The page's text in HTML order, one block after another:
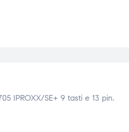
IPROXX/SE+ 9 tasti e 13 pin.